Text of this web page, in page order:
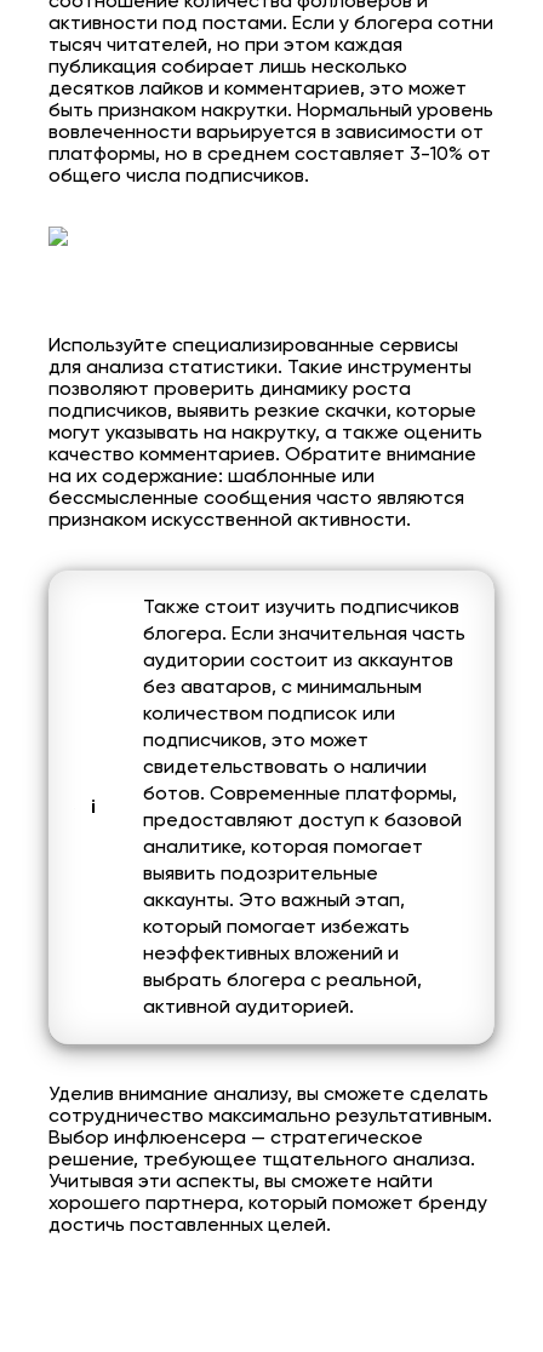
активности под постами. Если у блогера сотни
тысяч читателей, но при этом каждая
публикация собирает лишь несколько
десятков лайков и комментариев, это может
быть признаком накрутки. Нормальный уровень
вовлеченности варьируется в зависимости от
платформы, но в среднем составляет 3-10% от
общего числа подписчиков.
Используйте специализированные сервисы
для анализа статистики. Такие инструменты
позволяют проверить динамику роста
подписчиков, выявить резкие скачки, которые
могут указывать на накрутку, а также оценить
качество комментариев. Обратите внимание
на их содержание: шаблонные или
бессмысленные сообщения часто являются
признаком искусственной активности.
Также стоит изучить подписчиков
блогера. Если значительная часть
аудитории состоит из аккаунтов
без аватаров, с минимальным
количеством подписок или
подписчиков, это может
свидетельствовать о наличии
ботов. Современные платформы,
предоставляют доступ к базовой
аналитике, которая помогает
выявить подозрительные
аккаунты. Это важный этап,
который помогает избежать
неэффективных вложений и
выбрать блогера с реальной,
активной аудиторией.
Уделив внимание анализу, вы сможете сделать
сотрудничество максимально результативным.
Выбор инфлюенсера — стратегическое
решение, требующее тщательного анализа.
Учитывая эти аспекты, вы сможете найти
хорошего партнера, который поможет бренду
достичь поставленных целей.